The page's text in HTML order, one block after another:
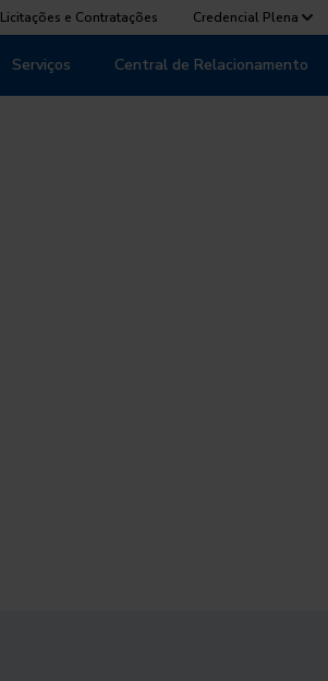
Licitações e Contratações Credencial Plena
Serviços Central de Relacionamento